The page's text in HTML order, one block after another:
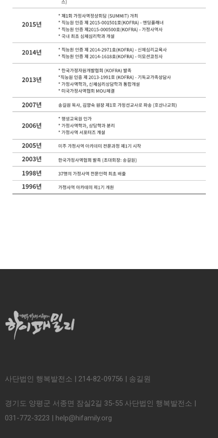
사단법인 행복발전소 | 214-82-09756 | 송길원
경기도 양평군 서종면 잠실2길 35-55 사단법인 행복발전소 |
031-772-3223 | help@hifamily.org